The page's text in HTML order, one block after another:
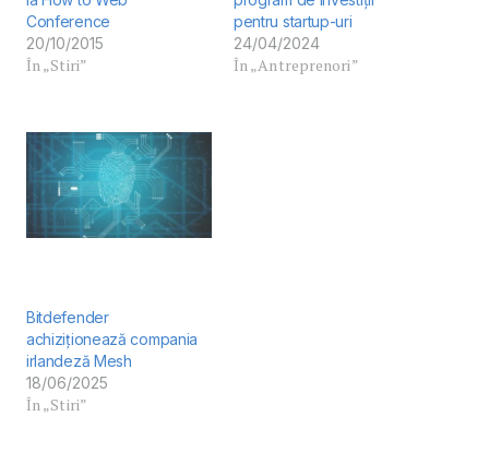
Conference
20/10/2015
În „Stiri”
pentru startup-uri
24/04/2024
În „Antreprenori”
Bitdefender
achiziționează compania
irlandeză Mesh
18/06/2025
În „Stiri”